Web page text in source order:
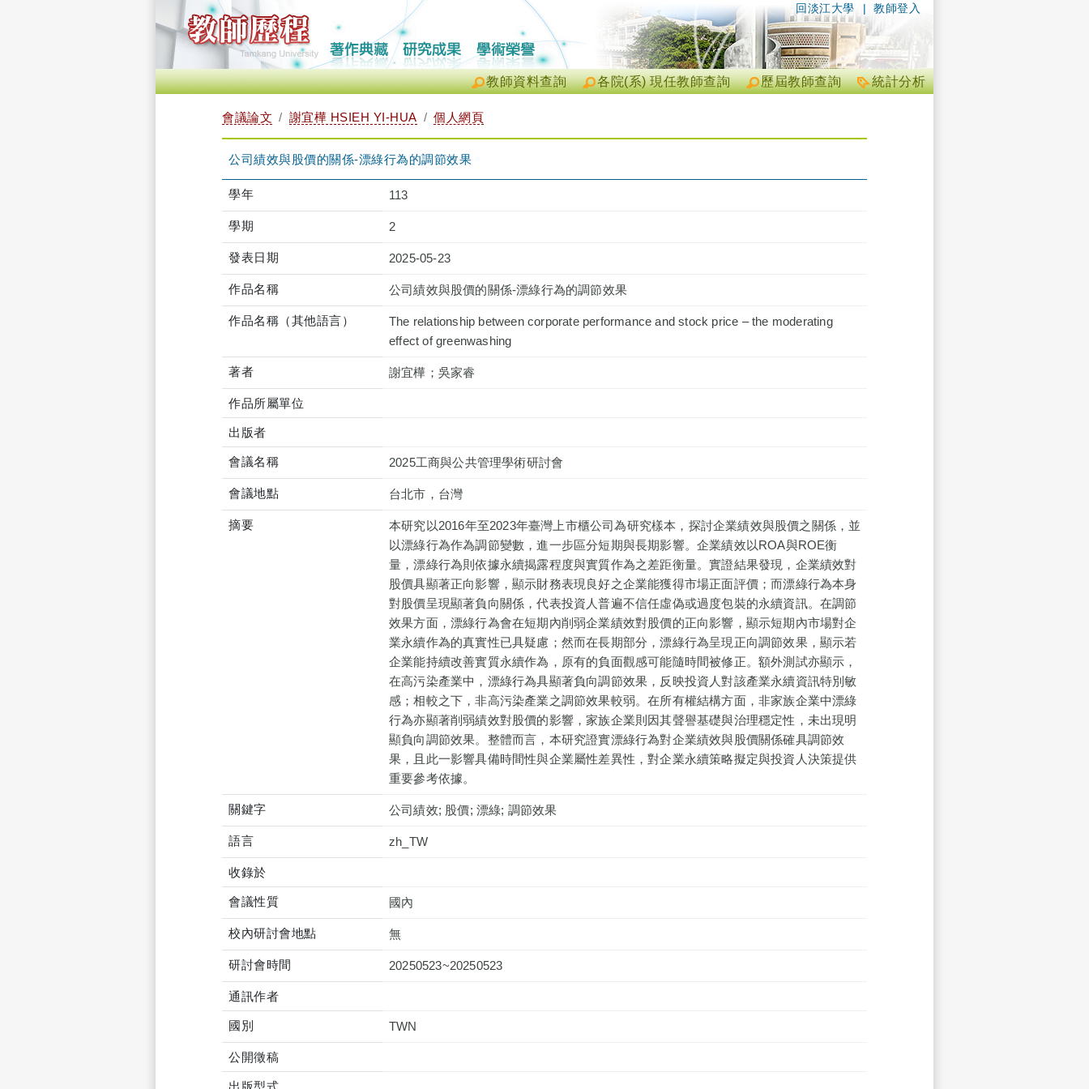
| 教師登入
回淡江大學
統計分析
歷屆教師查詢
各院(系) 現任教師查詢
教師資料查詢
會議論文 謝宜樺 HSIEH YI-HUA 個人網頁
公司績效與股價的關係-漂綠行為的調節效果
學年 113
學期 2
發表日期 2025-05-23
作品名稱 公司績效與股價的關係-漂綠行為的調節效果
作品名稱（其他語言）
The relationship between corporate performance and stock price – the moderating
effect of greenwashing
著者 謝宜樺；吳家睿
作品所屬單位
出版者
會議名稱 2025工商與公共管理學術研討會
會議地點 台北市，台灣
摘要
本研究以2016年至2023年臺灣上市櫃公司為研究樣本，探討企業績效與股價之關係，並
以漂綠行為作為調節變數，進一步區分短期與長期影響。企業績效以ROA與ROE衡
量，漂綠行為則依據永續揭露程度與實質作為之差距衡量。實證結果發現，企業績效對
股價具顯著正向影響，顯示財務表現良好之企業能獲得市場正面評價；而漂綠行為本身
對股價呈現顯著負向關係，代表投資人普遍不信任虛偽或過度包裝的永續資訊。在調節
效果方面，漂綠行為會在短期內削弱企業績效對股價的正向影響，顯示短期內市場對企
業永續作為的真實性已具疑慮；然而在長期部分，漂綠行為呈現正向調節效果，顯示若
企業能持續改善實質永續作為，原有的負面觀感可能隨時間被修正。額外測試亦顯示，
在高污染產業中，漂綠行為具顯著負向調節效果，反映投資人對該產業永續資訊特別敏
感；相較之下，非高污染產業之調節效果較弱。在所有權結構方面，非家族企業中漂綠
行為亦顯著削弱績效對股價的影響，家族企業則因其聲譽基礎與治理穩定性，未出現明
顯負向調節效果。整體而言，本研究證實漂綠行為對企業績效與股價關係確具調節效
果，且此一影響具備時間性與企業屬性差異性，對企業永續策略擬定與投資人決策提供
重要參考依據。
關鍵字 公司績效; 股價; 漂綠; 調節效果
語言 zh_TW
收錄於
會議性質 國內
校內研討會地點 無
研討會時間 20250523~20250523
通訊作者
國別 TWN
公開徵稿
出版型式